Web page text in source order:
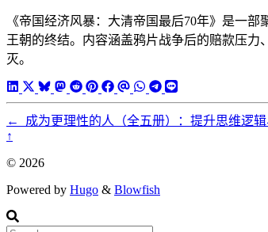
《帝国经济风暴：大清帝国最后70年》是一
王朝的终结。内容涵盖鸦片战争后的赔款压
灭。
← 成为更理性的人（全五册）：提升思维逻
↑
© 2026
Powered by Hugo & Blowfish